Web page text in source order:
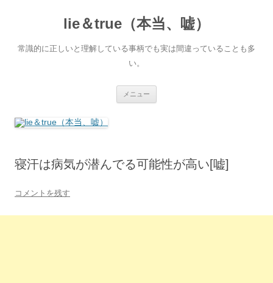
へ
ス
lie＆true（本当、嘘）
常識的に正しいと理解している事柄でも実は間違っていることも多
い。
メニュー
寝汗は病気が潜んでる可能性が高い[嘘]
コメントを残す